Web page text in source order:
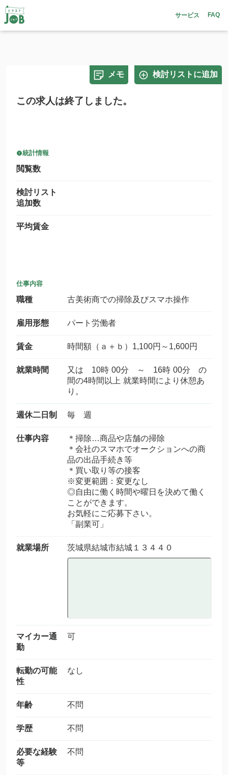
サービス FAQ
メモ 検討リストに追加
この求人は終了しました。
統計情報
閲覧数
検討リスト
追加数
平均賃金
仕事内容
職種 古美術商での掃除及びスマホ操作
雇用形態 パート労働者
賃金 時間額（ａ＋ｂ）1,100円～1,600円
就業時間
又は 10時 00分 ～ 16時 00分 の
間の4時間以上 就業時間により休憩あ
り。
週休二日制 毎 週
仕事内容
＊掃除…商品や店舗の掃除
＊会社のスマホでオークションへの商
品の出品手続き等
＊買い取り等の接客
※変更範囲：変更なし
◎自由に働く時間や曜日を決めて働く
ことができます。
お気軽にご応募下さい。
「副業可」
就業場所 茨城県結城市結城１３４４０
マイカー通
勤
可
転勤の可能
性
なし
年齢 不問
学歴 不問
必要な経験
等
不問